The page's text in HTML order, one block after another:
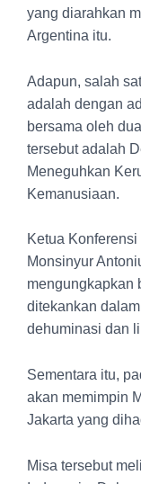
yang diarahkan
Argentina itu.
Adapun, salah
adalah dengan
bersama oleh
tersebut adalah
Meneguhkan
Kemanusiaan.
Ketua
Monsinyur
mengungkapkan
ditekankan
dehuminasi dan
Sementara itu,
akan memimpin
Jakarta yang
Misa tersebut